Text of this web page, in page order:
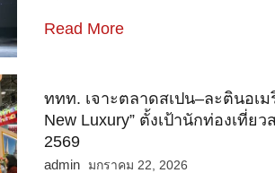
Read More
ททท. เจาะตลาดสเปน–ละตินอเ
New Luxury” ตั้งเป้านักท่องเที่ย
2569
admin
มกราคม 22, 2026